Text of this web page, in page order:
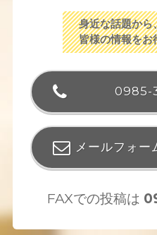
身近な話題から
皆様の情報をお
0985-
メールフォー
FAXでの投稿は